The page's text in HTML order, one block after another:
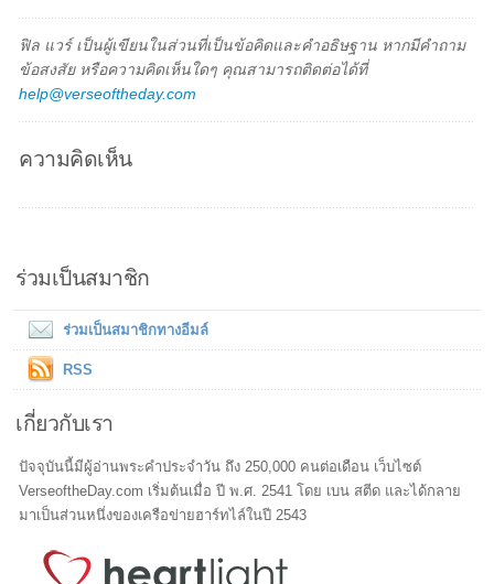
ฟิล แวร์ เป็นผู้เขียนในส่วนที่เป็นข้อคิดและคำอธิษฐาน หากมีคำถาม
ข้อสงสัย หรือความคิดเห็นใดๆ คุณสามารถติดต่อได้ที่
help@verseoftheday.com
ความคิดเห็น
ร่วมเป็นสมาชิก
ร่วมเป็นสมาชิกทางอีมล์
RSS
เกี่ยวกับเรา
ปัจจุบันนี้มีผู้อ่านพระคำประจำวัน ถึง 250,000 คนต่อเดือน เว็บไซต์
VerseoftheDay.com เริ่มต้นเมื่อ ปี พ.ศ. 2541 โดย เบน สตีด และได้กลาย
มาเป็นส่วนหนึ่งของเครือข่ายฮาร์ทไล์ในปี 2543